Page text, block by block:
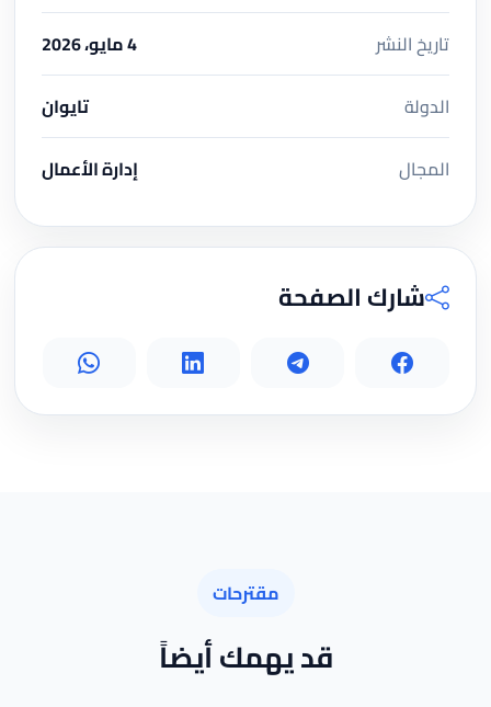
تاريخ النشر
4 مايو، 2026
الدولة
تايوان
المجال
إدارة الأعمال
شارك الصفحة
مقترحات
قد يهمك أيضاً